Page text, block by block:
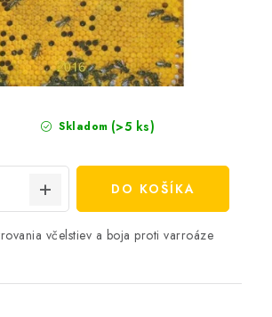
Skladom (>5 ks)
DO KOŠÍKA
včelstiev a boja proti varroáze